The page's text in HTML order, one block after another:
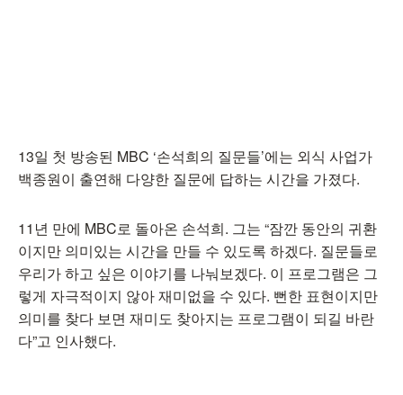
13일 첫 방송된 MBC ‘손석희의 질문들’에는 외식 사업가
백종원이 출연해 다양한 질문에 답하는 시간을 가졌다.
11년 만에 MBC로 돌아온 손석희. 그는 “잠깐 동안의 귀환
이지만 의미있는 시간을 만들 수 있도록 하겠다. 질문들로
우리가 하고 싶은 이야기를 나눠보겠다. 이 프로그램은 그
렇게 자극적이지 않아 재미없을 수 있다. 뻔한 표현이지만
의미를 찾다 보면 재미도 찾아지는 프로그램이 되길 바란
다”고 인사했다.